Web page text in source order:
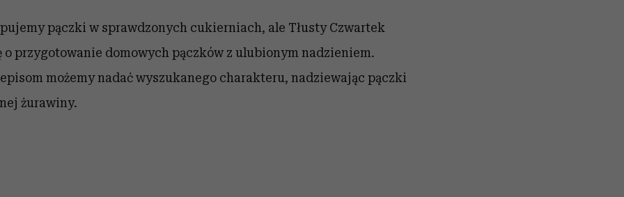
pączki w sprawdzonych cukierniach, ale Tłusty Czwartek
o przygotowanie domowych pączków z ulubionym nadzieniem.
możemy nadać wyszukanego charakteru, nadziewając pączki
żurawiny.